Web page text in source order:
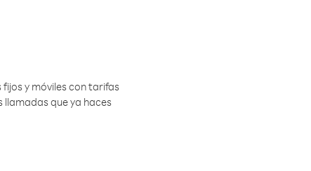
y móviles con tarifas
llamadas que ya haces